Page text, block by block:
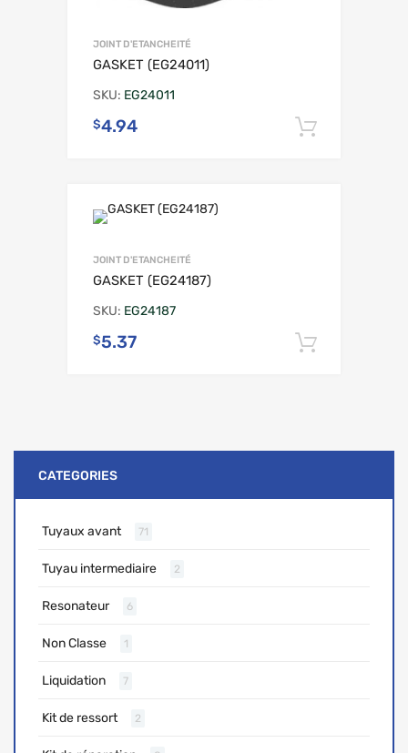
JOINT D'ETANCHEITÉ
GASKET (EG24011)
SKU: EG24011
$4.94
JOINT D'ETANCHEITÉ
GASKET (EG24187)
SKU: EG24187
$5.37
CATEGORIES
Tuyaux avant 71
Tuyau intermediaire 2
Resonateur 6
Non Classe 1
Liquidation 7
Kit de ressort 2